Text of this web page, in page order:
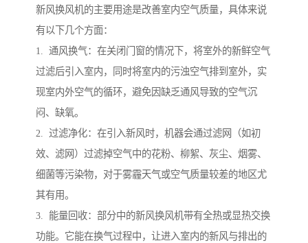
新风换风机的主要用途是改善室内空气质量，具体来说
有以下几个方面：
1. 通风换气：在关闭门窗的情况下，将室外的新鲜空气
过滤后引入室内，同时将室内的污浊空气排到室外，实
现室内外空气的循环，避免因缺乏通风导致的空气沉
闷、缺氧。
2. 过滤净化：在引入新风时，机器会通过滤网（如初
效、滤网）过滤掉空气中的花粉、柳絮、灰尘、烟雾、
细菌等污染物，对于雾霾天气或空气质量较差的地区尤
其有用。
3. 能量回收：部分中的新风换风机带有全热或显热交换
功能。它能在换气过程中，让进入室内的新风与排出的